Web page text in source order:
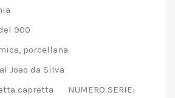
900
porcellana
Joao da Silva
capretta NUMERO SERIE: